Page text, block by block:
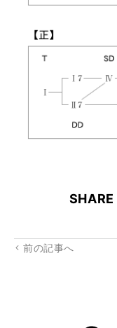
SHARE
前の記事へ